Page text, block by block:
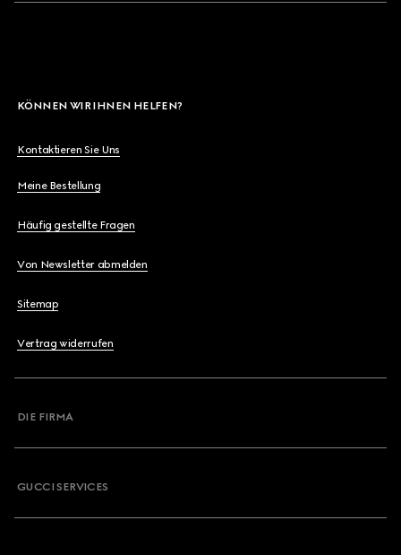
KÖNNEN WIR IHNEN HELFEN?
Kontaktieren Sie Uns
Meine Bestellung
Häufig gestellte Fragen
Von Newsletter abmelden
Sitemap
Vertrag widerrufen
DIE FIRMA
GUCCI SERVICES